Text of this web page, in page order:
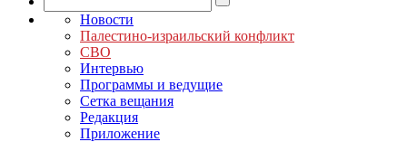
Новости
Палестино-израильский конфликт
СВО
Интервью
Программы и ведущие
Сетка вещания
Редакция
Приложение